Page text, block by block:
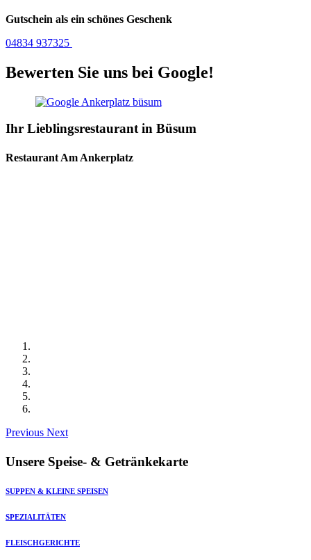
Gutschein als ein schönes Geschenk
04834 937325
Bewerten Sie uns bei Google!
Ihr Lieblingsrestaurant in Büsum
Restaurant Am Ankerplatz
Previous Next
Unsere Speise- & Getränkekarte
SUPPEN & KLEINE SPEISEN
SPEZIALITÄTEN
FLEISCHGERICHTE